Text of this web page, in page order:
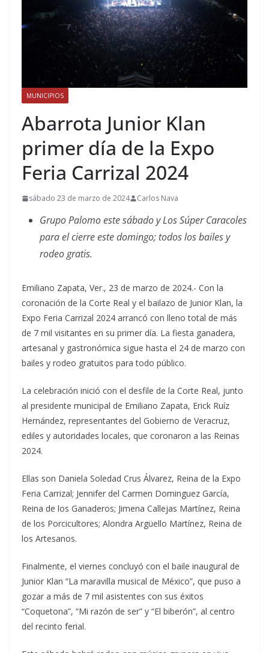
MUNICIPIOS
Abarrota Junior Klan
primer día de la Expo
Feria Carrizal 2024
sábado 23 de marzo de 2024 Carlos Nava
Grupo Palomo este sábado y Los Súper Caracoles
para el cierre este domingo; todos los bailes y
rodeo gratis.
Emiliano Zapata, Ver., 23 de marzo de 2024.- Con la
coronación de la Corte Real y el bailazo de Junior Klan, la
Expo Feria Carrizal 2024 arrancó con lleno total de más
de 7 mil visitantes en su primer día. La fiesta ganadera,
artesanal y gastronómica sigue hasta el 24 de marzo con
bailes y rodeo gratuitos para todo público.
La celebración inició con el desfile de la Corte Real, junto
al presidente municipal de Emiliano Zapata, Erick Ruíz
Hernández, representantes del Gobierno de Veracruz,
ediles y autoridades locales, que coronaron a las Reinas
2024.
Ellas son Daniela Soledad Crus Álvarez, Reina de la Expo
Feria Carrizal; Jennifer del Carmen Dominguez García,
Reina de los Ganaderos; Jimena Callejas Martínez, Reina
de los Porcicultores; Alondra Argüello Martínez, Reina de
los Artesanos.
Finalmente, el viernes concluyó con el baile inaugural de
Junior Klan “La maravilla musical de México”, que puso a
gozar a más de 7 mil asistentes con sus éxitos
“Coquetona”, “Mi razón de ser” y “El biberón”, al centro
del recinto ferial.